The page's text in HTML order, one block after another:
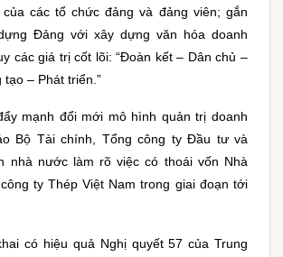
các tổ chức đảng và đảng viên; gắn
Đảng với xây dựng văn hóa doanh
các giá trị cốt lõi: “Đoàn kết – Dân chủ –
– Phát triển.”
mạnh đổi mới mô hình quản trị doanh
Bộ Tài chính, Tổng công ty Đầu tư và
nhà nước làm rõ việc có thoái vốn Nhà
ty Thép Việt Nam trong giai đoạn tới
có hiệu quả Nghị quyết 57 của Trung